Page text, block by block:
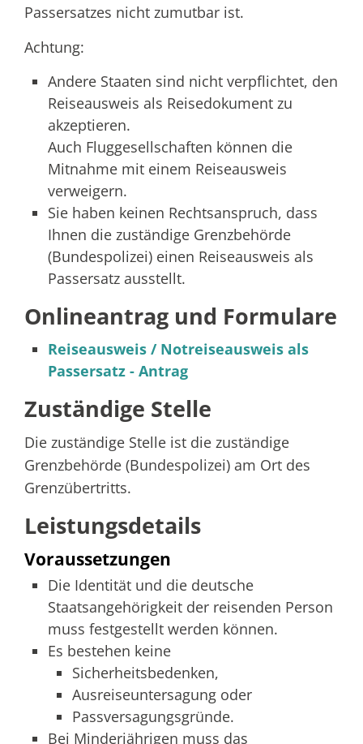
Passersatzes nicht zumutbar ist.
Achtung:
Andere Staaten sind nicht verpflichtet, den
Reiseausweis als Reisedokument zu
akzeptieren.
Auch Fluggesellschaften können die
Mitnahme mit einem Reiseausweis
verweigern.
Sie haben keinen Rechtsanspruch, dass
Ihnen die zuständige Grenzbehörde
(Bundespolizei) einen Reiseausweis als
Passersatz ausstellt.
Onlineantrag und Formulare
Reiseausweis / Notreiseausweis als
Passersatz - Antrag
Zuständige Stelle
Die zuständige Stelle ist die zuständige
Grenzbehörde (Bundespolizei) am Ort des
Grenzübertritts.
Leistungsdetails
Voraussetzungen
Die Identität und die deutsche
Staatsangehörigkeit der reisenden Person
muss festgestellt werden können.
Es bestehen keine
Sicherheitsbedenken,
Ausreiseuntersagung oder
Passversagungsgründe.
Bei Minderjährigen muss das